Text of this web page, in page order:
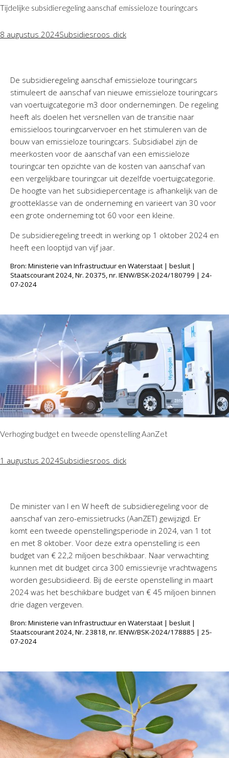
Tijdelijke subsidieregeling aanschaf emissieloze touringcars
8 augustus 2024Subsidiesroos_dick
De subsidieregeling aanschaf emissieloze touringcars
stimuleert de aanschaf van nieuwe emissieloze touringcars
van voertuigcategorie m3 door ondernemingen. De regeling
heeft als doelen het versnellen van de transitie naar
emissieloos touringcarvervoer en het stimuleren van de
bouw van emissieloze touringcars. Subsidiabel zijn de
meerkosten voor de aanschaf van een emissieloze
touringcar ten opzichte van de kosten van aanschaf van
een vergelijkbare touringcar uit dezelfde voertuigcategorie.
De hoogte van het subsidiepercentage is afhankelijk van de
grootteklasse van de onderneming en varieert van 30 voor
een grote onderneming tot 60 voor een kleine.
De subsidieregeling treedt in werking op 1 oktober 2024 en
heeft een looptijd van vijf jaar.
Bron: Ministerie van Infrastructuur en Waterstaat | besluit |
Staatscourant 2024, Nr. 20375, nr. IENW/BSK-2024/180799 | 24-
07-2024
Verhoging budget en tweede openstelling AanZet
1 augustus 2024Subsidiesroos_dick
De minister van I en W heeft de subsidieregeling voor de
aanschaf van zero-emissietrucks (AanZET) gewijzigd. Er
komt een tweede openstellingsperiode in 2024, van 1 tot
en met 8 oktober. Voor deze extra openstelling is een
budget van € 22,2 miljoen beschikbaar. Naar verwachting
kunnen met dit budget circa 300 emissievrije vrachtwagens
worden gesubsidieerd. Bij de eerste openstelling in maart
2024 was het beschikbare budget van € 45 miljoen binnen
drie dagen vergeven.
Bron: Ministerie van Infrastructuur en Waterstaat | besluit |
Staatscourant 2024, Nr. 23818, nr. IENW/BSK-2024/178885 | 25-
07-2024